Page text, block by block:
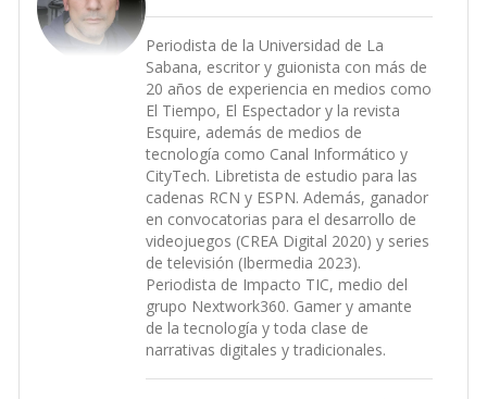
Periodista de la Universidad de La
Sabana, escritor y guionista con más de
20 años de experiencia en medios como
El Tiempo, El Espectador y la revista
Esquire, además de medios de
tecnología como Canal Informático y
CityTech. Libretista de estudio para las
cadenas RCN y ESPN. Además, ganador
en convocatorias para el desarrollo de
videojuegos (CREA Digital 2020) y series
de televisión (Ibermedia 2023).
Periodista de Impacto TIC, medio del
grupo Nextwork360. Gamer y amante
de la tecnología y toda clase de
narrativas digitales y tradicionales.